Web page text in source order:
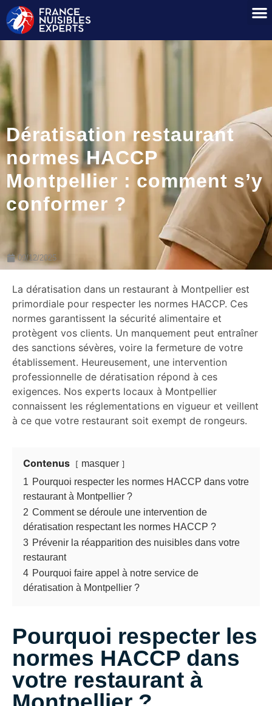
Dératisation restaurant
normes HACCP
Montpellier : comment s’y
conformer ?
09/12/2025
La dératisation dans un restaurant à Montpellier est
primordiale pour respecter les normes HACCP. Ces
normes garantissent la sécurité alimentaire et
protègent vos clients. Un manquement peut entraîner
des sanctions sévères, voire la fermeture de votre
établissement. Heureusement, une intervention
professionnelle de dératisation répond à ces
exigences. Nos experts locaux à Montpellier
connaissent les réglementations en vigueur et veillent
à ce que votre restaurant soit exempt de rongeurs.
Contenus
masquer
1 Pourquoi respecter les normes HACCP dans votre
restaurant à Montpellier ?
2 Comment se déroule une intervention de
dératisation respectant les normes HACCP ?
3 Prévenir la réapparition des nuisibles dans votre
restaurant
4 Pourquoi faire appel à notre service de
dératisation à Montpellier ?
Pourquoi respecter les
normes HACCP dans
votre restaurant à